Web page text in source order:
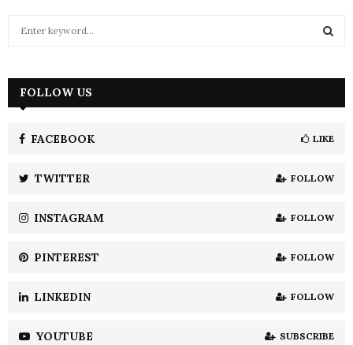
h
H
FOLLOW US
FACEBOOK LIKE
TWITTER FOLLOW
INSTAGRAM FOLLOW
PINTEREST FOLLOW
LINKEDIN FOLLOW
YOUTUBE SUBSCRIBE